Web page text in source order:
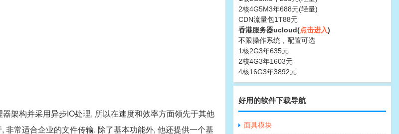
架构并采用异步IO处理, 所以在速度和效率方面领先于其他
常适合企业的文件传输. 除了基本功能外, 他还提供一个基
2核4G5M3年688元(轻量)
CDN流量包1T88元
香港服务器ucloud(点击进入)
不限操作系统，配置可选
1核2G3年635元
2核4G3年1603元
4核16G3年3892元
好用的软件下载导航
面具模块